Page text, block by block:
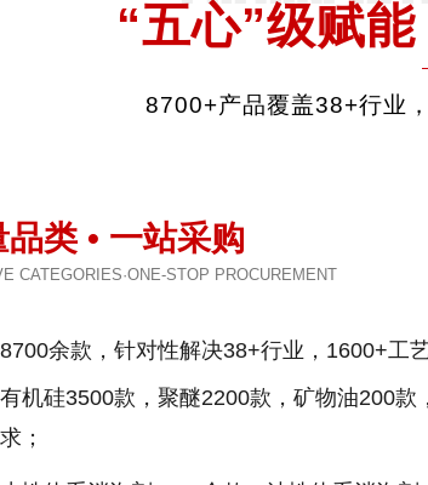
“五心”级赋能
8700+产品覆盖38+行业
品类 • 一站采购
CATEGORIES·ONE-STOP PROCUREMENT
8700余款，针对性解决38+行业，1600+工
有机硅3500款，聚醚2200款，矿物油200
；